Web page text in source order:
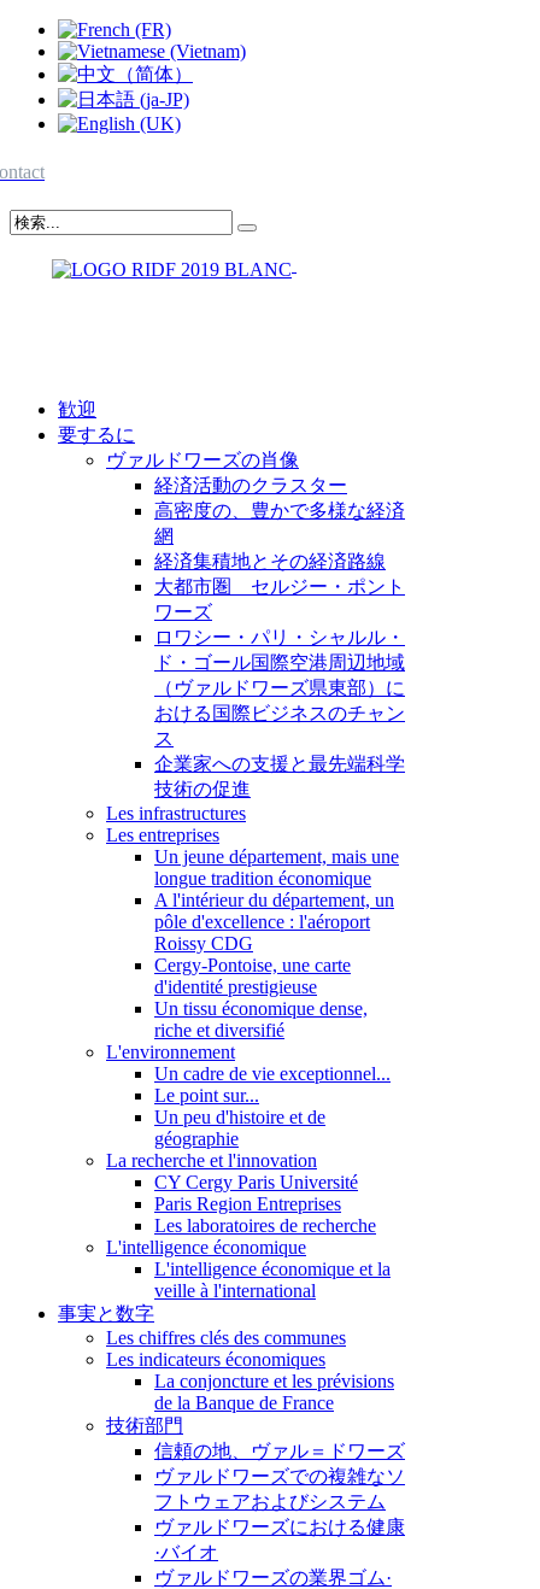
歓迎
要するに
ヴァルドワーズの肖像
経済活動のクラスター
高密度の、豊かで多様な経済
網
経済集積地とその経済路線
大都市圏 セルジー・ポント
ワーズ
ロワシー・パリ・シャルル・
ド・ゴール国際空港周辺地域
（ヴァルドワーズ県東部）に
おける国際ビジネスのチャン
ス
企業家への支援と最先端科学
技術の促進
Les infrastructures
Les entreprises
Un jeune département, mais une
longue tradition économique
A l'intérieur du département, un
pôle d'excellence : l'aéroport
Roissy CDG
Cergy-Pontoise, une carte
d'identité prestigieuse
Un tissu économique dense,
riche et diversifié
L'environnement
Un cadre de vie exceptionnel...
Le point sur...
Un peu d'histoire et de
géographie
La recherche et l'innovation
CY Cergy Paris Université
Paris Region Entreprises
Les laboratoires de recherche
L'intelligence économique
L'intelligence économique et la
veille à l'international
事実と数字
Les chiffres clés des communes
Les indicateurs économiques
La conjoncture et les prévisions
de la Banque de France
技術部門
信頼の地、ヴァル＝ドワーズ
ヴァルドワーズでの複雑なソ
フトウェアおよびシステム
ヴァルドワーズにおける健康
·バイオ
ヴァルドワーズの業界ゴム·